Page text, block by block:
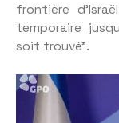
frontière
temporaire
soit trouvé”.